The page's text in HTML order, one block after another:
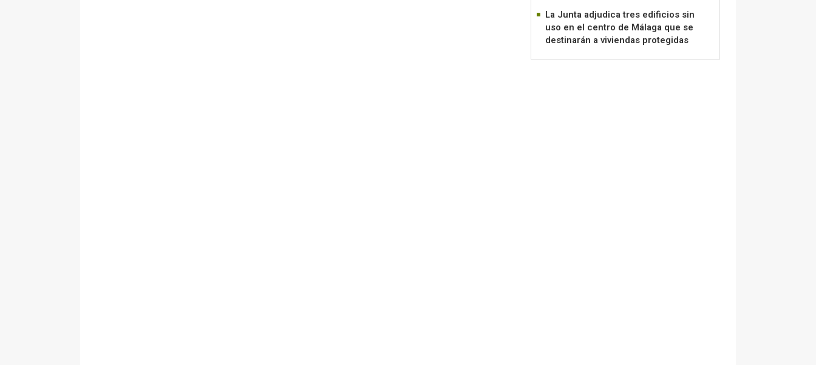
La Junta adjudica tres edificios sin
uso en el centro de Málaga que se
destinarán a viviendas protegidas